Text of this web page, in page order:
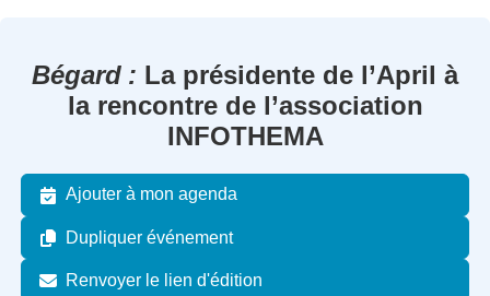
Bégard
La présidente de l’April à
la rencontre de l’association
INFOTHEMA
Ajouter à mon agenda
Dupliquer événement
Renvoyer le lien d'édition